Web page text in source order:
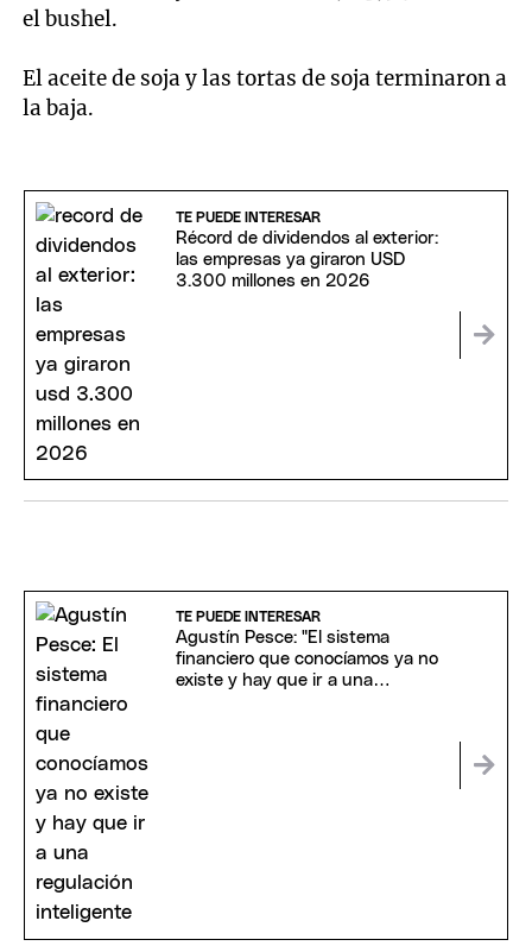
el bushel.
El aceite de soja y las tortas de soja terminaron a
la baja.
TE PUEDE INTERESAR
Récord de dividendos al exterior:
las empresas ya giraron USD
3.300 millones en 2026
TE PUEDE INTERESAR
Agustín Pesce: "El sistema
financiero que conocíamos ya no
existe y hay que ir a una